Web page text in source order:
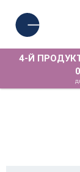
4-Й